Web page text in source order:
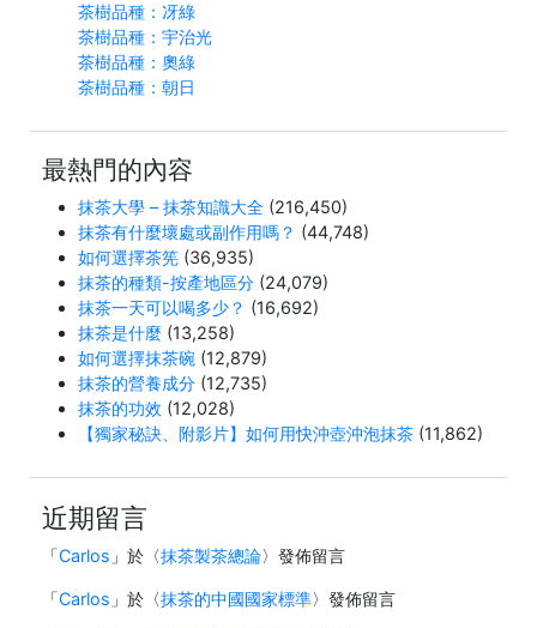
茶樹品種：冴綠
茶樹品種：宇治光
茶樹品種：奧綠
茶樹品種：朝日
最熱門的內容
抹茶大學 – 抹茶知識大全 (216,450)
抹茶有什麼壞處或副作用嗎？ (44,748)
如何選擇茶筅 (36,935)
抹茶的種類-按產地區分 (24,079)
抹茶一天可以喝多少？ (16,692)
抹茶是什麼 (13,258)
如何選擇抹茶碗 (12,879)
抹茶的營養成分 (12,735)
抹茶的功效 (12,028)
【獨家秘訣、附影片】如何用快沖壺沖泡抹茶 (11,862)
近期留言
「Carlos 」於〈抹茶製茶總論〉發佈留言
「Carlos 」於〈抹茶的中國國家標準〉發佈留言